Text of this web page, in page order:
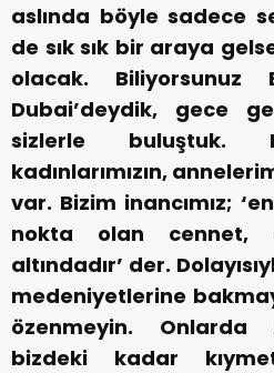
aslında böyle sadece
de sık sık bir araya
olacak. Biliyorsunuz
Dubai’deydik, gece
sizlerle buluştuk.
kadınlarımızın,
var. Bizim inancımız;
nokta olan cennet,
altındadır’ der.
medeniyetlerine
özenmeyin. Onlarda
bizdeki kadar